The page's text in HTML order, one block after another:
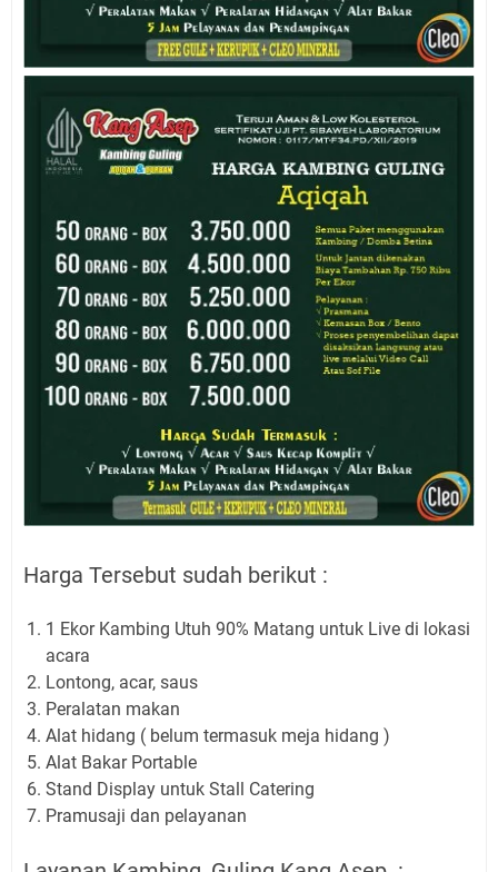
Harga Tersebut sudah berikut :
1 Ekor Kambing Utuh 90% Matang untuk Live di lokasi
acara
Lontong, acar, saus
Peralatan makan
Alat hidang ( belum termasuk meja hidang )
Alat Bakar Portable
Stand Display untuk Stall Catering
Pramusaji dan pelayanan